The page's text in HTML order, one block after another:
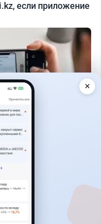
если приложение
33 млн тенге:
✕